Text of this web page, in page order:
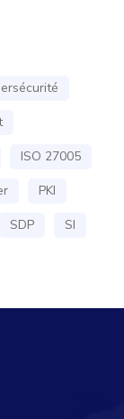
ISO 27005
PKI
SDP
SI